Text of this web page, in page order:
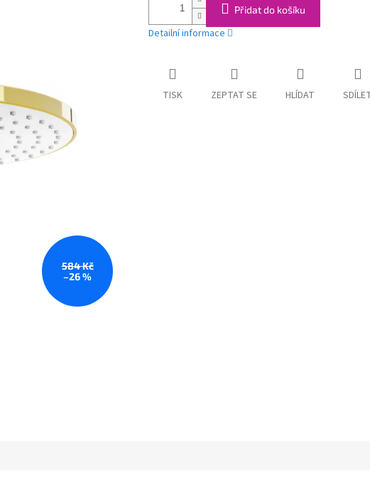
584 Kč
–26 %
Přidat do košíku
Detailní informace
TISK ZEPTAT SE HLÍDAT